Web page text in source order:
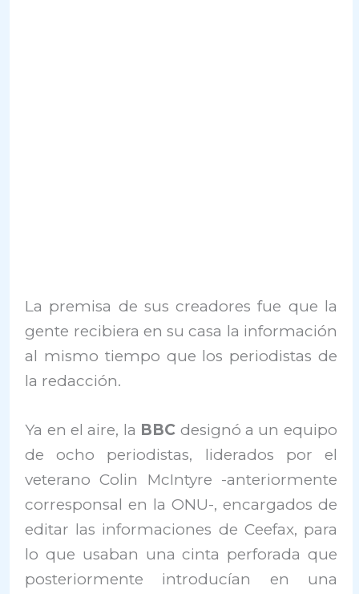
La premisa de sus creadores fue que la
gente recibiera en su casa la información
al mismo tiempo que los periodistas de
la redacción.
Ya en el aire, la BBC designó a un equipo
de ocho periodistas, liderados por el
veterano Colin McIntyre -anteriormente
corresponsal en la ONU-, encargados de
editar las informaciones de Ceefax, para
lo que usaban una cinta perforada que
posteriormente introducían en una